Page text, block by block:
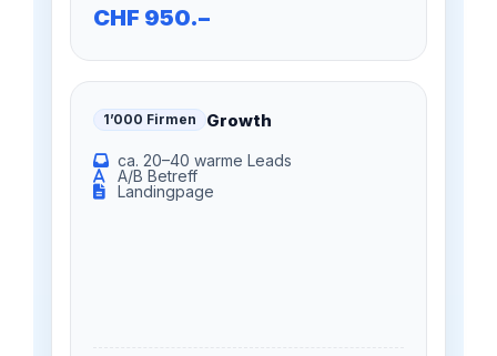
CHF 950.–
1’000 Firmen Growth
ca. 20–40 warme Leads
A/B Betreff
Landingpage